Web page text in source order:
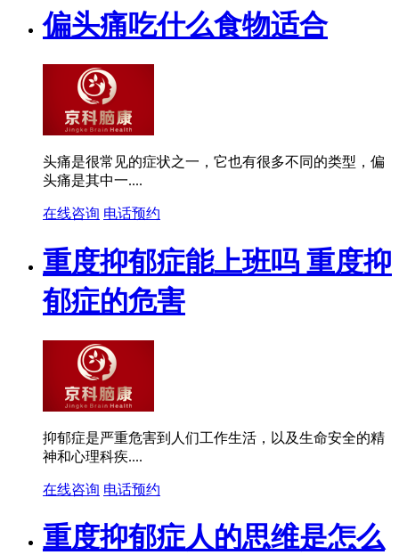
偏头痛吃什么食物适合
头痛是很常见的症状之一，它也有很多不同的类型，偏
头痛是其中一....
在线咨询 电话预约
重度抑郁症能上班吗 重度抑
郁症的危害
抑郁症是严重危害到人们工作生活，以及生命安全的精
神和心理科疾....
在线咨询 电话预约
重度抑郁症人的思维是怎么